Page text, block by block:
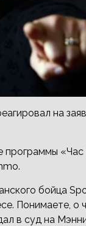
на
программы
бойца
Понимаете, о
в суд на